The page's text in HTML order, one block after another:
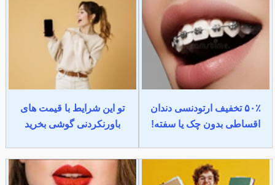
۵۰٪ تخفیف ارتودنسی دندان
اقساطی بدون چک یا سفته!
تو این شرایط با قیمت های
باورنکردنی گوشی بخرید